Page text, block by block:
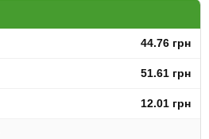
44.76 грн
51.61 грн
12.01 грн